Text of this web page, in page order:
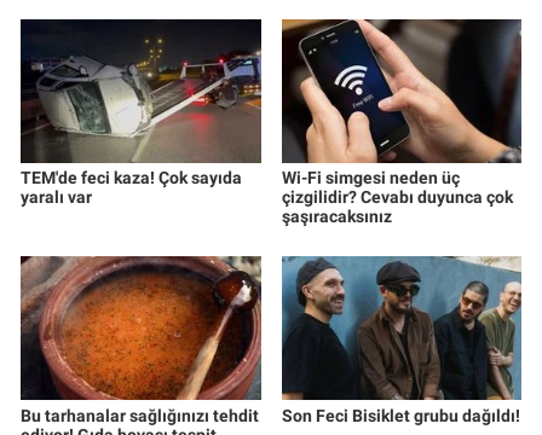
TEM'de feci kaza! Çok sayıda
yaralı var
Wi-Fi simgesi neden üç
çizgilidir? Cevabı duyunca çok
şaşıracaksınız
Bu tarhanalar sağlığınızı tehdit
Son Feci Bisiklet grubu dağıldı!
Programlar
Sağlık
Spor
Teknoloji
Türkiye'nin Geleceği
Türkiye'nin Gündemi
Yerel Gündem